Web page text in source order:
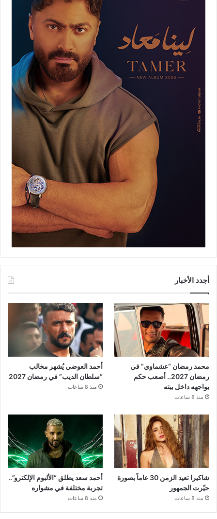
أجدد الأخبار
محمد رمضان “عشماوي” في
رمضان 2027.. أصعب حكم
يواجهه داخل بيته
منذ 8 ساعات
أحمد العوضي يُشهر مخالب
“سلطان الديب” في رمضان 2027
منذ 8 ساعات
شاكيرا تعيد الزمن 30 عاماً بصورة
حيّرت الجمهور
منذ 8 ساعات
أحمد سعد يطلق “الألبوم الإلكترو”..
تجربة مختلفة في مشواره
منذ 8 ساعات